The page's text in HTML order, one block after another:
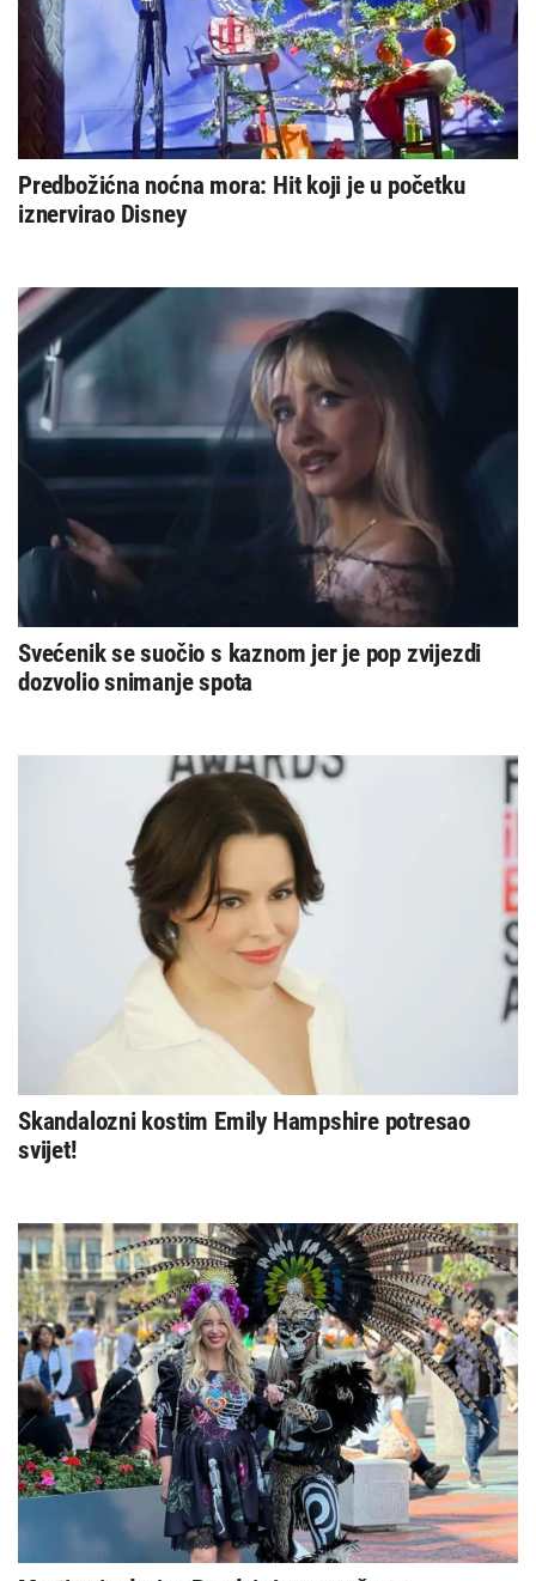
Predbožićna noćna mora: Hit koji je u početku
iznervirao Disney
Svećenik se suočio s kaznom jer je pop zvijezdi
dozvolio snimanje spota
Skandalozni kostim Emily Hampshire potresao
svijet!